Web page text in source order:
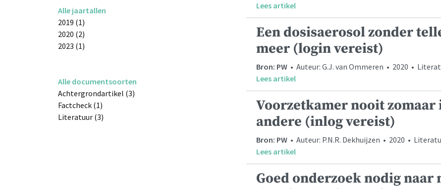
Alle jaartallen
2019 (1)
2020 (2)
2023 (1)
Alle documentsoorten
Achtergrondartikel (3)
Factcheck (1)
Literatuur (3)
Lees artikel
Een dosisaerosol zonder
meer (login vereist)
Bron: PW • Auteur: G.J. van Ommeren • 2020 •
Lees artikel
Voorzetkamer nooit zomaar
andere (inlog vereist)
Bron: PW • Auteur: P.N.R. Dekhuijzen • 2020 •
Lees artikel
Goed onderzoek nodig